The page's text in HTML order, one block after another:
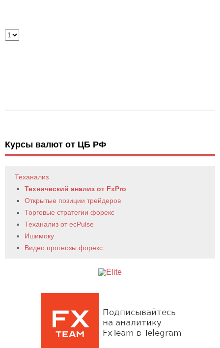
Курсы валют от ЦБ РФ
Теханализ
Технический анализ от FxPro
Открытые позиции трейдеров
Торговые стратегии форекс
Теханализ от ecPulse
Ишимоку
Видео прогнозы форекс